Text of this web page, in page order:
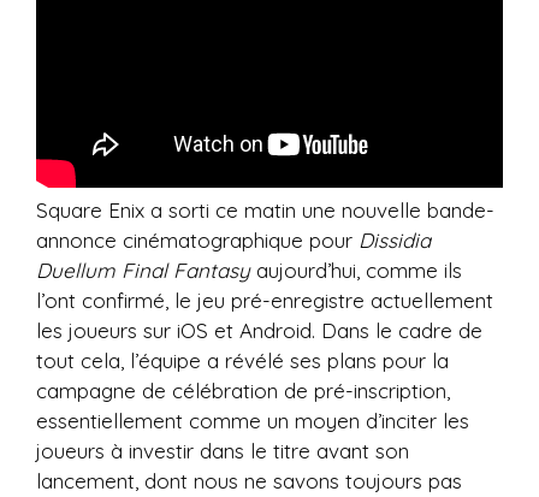
Square Enix a sorti ce matin une nouvelle bande-
annonce cinématographique pour Dissidia
Duellum Final Fantasyaujourd’hui, comme ils
l’ont confirmé, le jeu pré-enregistre actuellement
les joueurs sur iOS et Android. Dans le cadre de
tout cela, l’équipe a révélé ses plans pour la
campagne de célébration de pré-inscription,
essentiellement comme un moyen d’inciter les
joueurs à investir dans le titre avant son
lancement, dont nous ne savons toujours pas